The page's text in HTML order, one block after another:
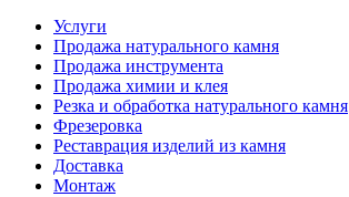
Услуги
Продажа натурального камня
Продажа инструмента
Продажа химии и клея
Резка и обработка натурального камня
Фрезеровка
Реставрация изделий из камня
Доставка
Монтаж